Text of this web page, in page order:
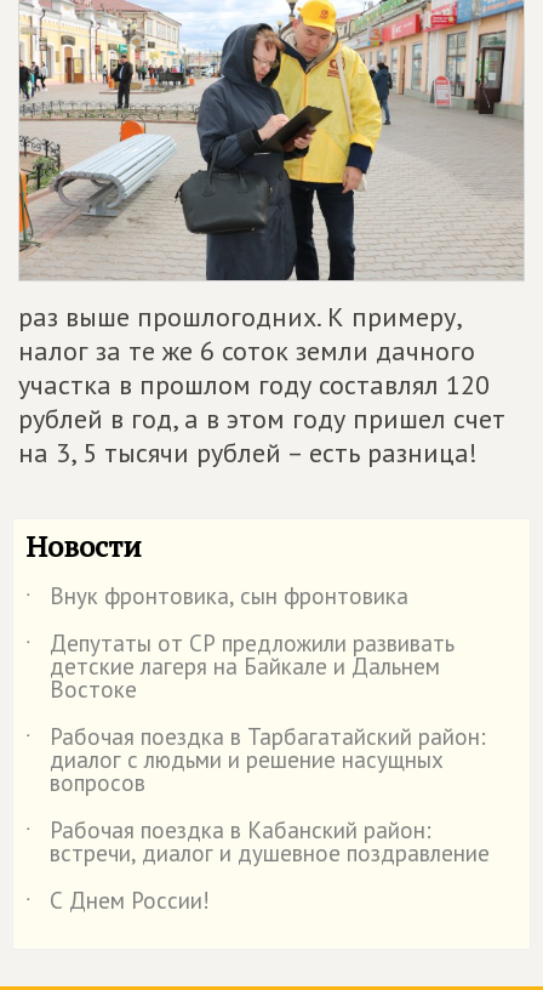
раз выше прошлогодних. К примеру,
налог за те же 6 соток земли дачного
участка в прошлом году составлял 120
рублей в год, а в этом году пришел счет
на 3, 5 тысячи рублей – есть разница!
Новости
˙
Внук фронтовика, сын фронтовика
˙
Депутаты от СР предложили развивать
детские лагеря на Байкале и Дальнем
Востоке
˙
Рабочая поездка в Тарбагатайский район:
диалог с людьми и решение насущных
вопросов
˙
Рабочая поездка в Кабанский район:
встречи, диалог и душевное поздравление
˙
С Днем России!